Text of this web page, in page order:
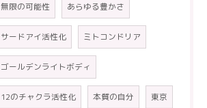
無限の可能性 あらゆる豊かさ
サードアイ活性化 ミトコンドリア
ゴールデンライトボディ
12のチャクラ活性化 本質の自分 東京